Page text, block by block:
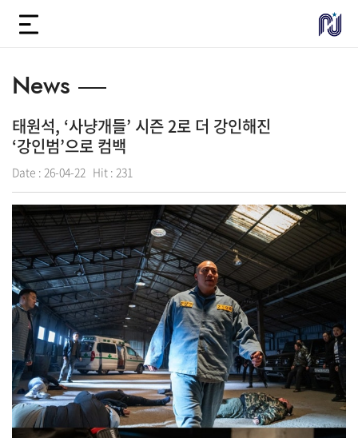
News
태원석, ‘사냥개들’ 시즌 2로 더 강인해진
‘강인범’으로 컴백
Date : 26-04-22 Hit : 231